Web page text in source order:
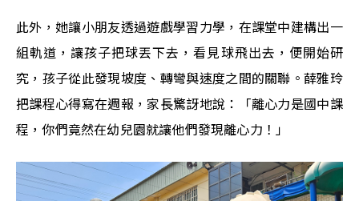
此外，她讓小朋友透過遊戲學習力學，在課堂中建構出一
組軌道，讓孩子把球丟下去，看見球飛出去，便開始研
究，孩子從此發現坡度、轉彎與速度之間的關聯。薛雅玲
把課程心得寫在週報，家長驚訝地說：「離心力是國中課
程，你們竟然在幼兒園就讓他們發現離心力！」